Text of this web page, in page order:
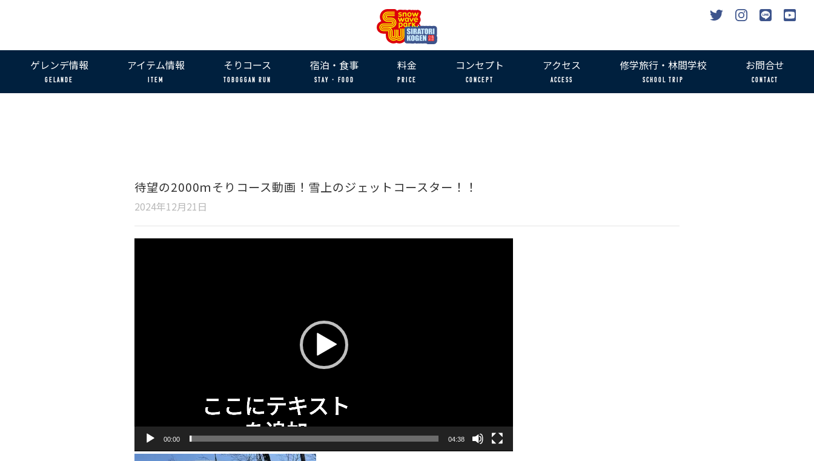
ゲレンデ情報
GELANDE
アイテム情報
ITEM
そりコース
TOBOGGAN RUN
宿泊・食事
STAY・FOOD
料金
PRICE
コンセプト
CONCEPT
アクセス
ACCESS
修学旅行・林間学校
SCHOOL TRIP
お問合せ
CONTACT
待望の2000ｍそりコース動画！雪上のジェットコースター！！
2024年12月21日
00:00 04:38